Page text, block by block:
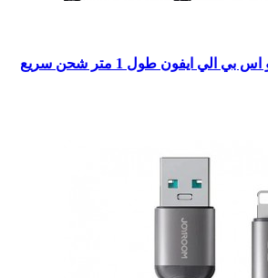
كابل شحن جوي روم يو اس بي الي ايفون طول 1 متر شحن سريع